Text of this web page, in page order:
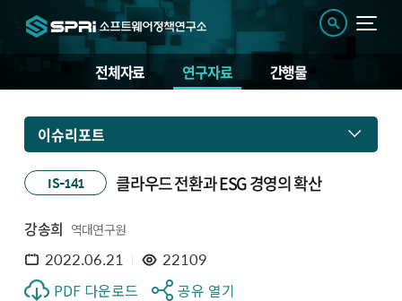
전체자료 연구자료 간행물
이슈리포트
IS-141 클라우드 전환과 ESG 경영의 확산
강송희 역대연구원
2022.06.21 22109
PDF 다운로드
공유 열기